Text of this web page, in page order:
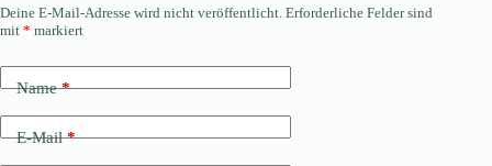
Deine E-Mail-Adresse wird nicht veröffentlicht. Erforderliche Felder sind
mit * markiert
Name*
E-Mail*